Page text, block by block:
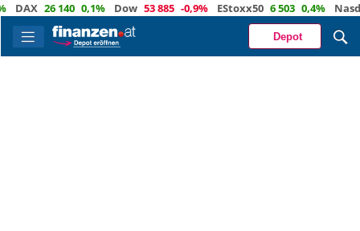
DAX 26 140 0,1% Dow 53 885 -0,9% EStoxx50 6 503 0,4% Nasdaq
Depot